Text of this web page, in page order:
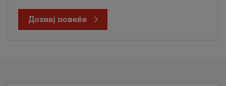
Дознај повеќе